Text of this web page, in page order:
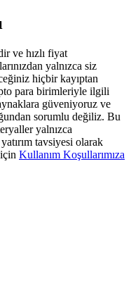
USDT
ve hızlı fiyat
yalnızca siz
hiçbir kayıptan
para birimleriyle ilgili
güveniyoruz ve
sorumlu değiliz. Bu
yalnızca
tavsiyesi olarak
Kullanım Koşullarımıza